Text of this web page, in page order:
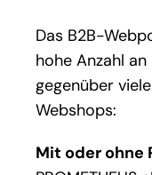
Das B2B-
hohe Anzahl
gegenüber
Webshops:
Mit oder ohne